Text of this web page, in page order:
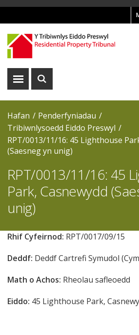
Pre
Header
Menu
DangosDangos
Hafan
Penderfyniadau
Tribiwnlysoedd Eiddo Preswyl
RPT/0013/11/16: 45 Lighthouse
(Saesneg yn unig)
RPT/0013/11/16: 45
Park, Casnewydd
unig)
Rhif Cyfeirnod: RPT/0017/09/15
Deddf: Deddf Cartrefi Symudol
Math o Achos: Rheolau safleoedd
Eiddo: 45 Lighthouse Park,